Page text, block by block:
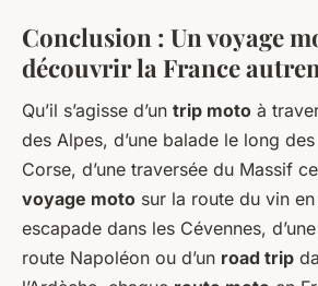
Conclusion : Un voyage
découvrir la France
Qu’il s’agisse d’un trip moto à
des Alpes, d’une balade le long
Corse, d’une traversée du Massif
voyage moto sur la route du vin en
escapade dans les Cévennes,
route Napoléon ou d’un road trip